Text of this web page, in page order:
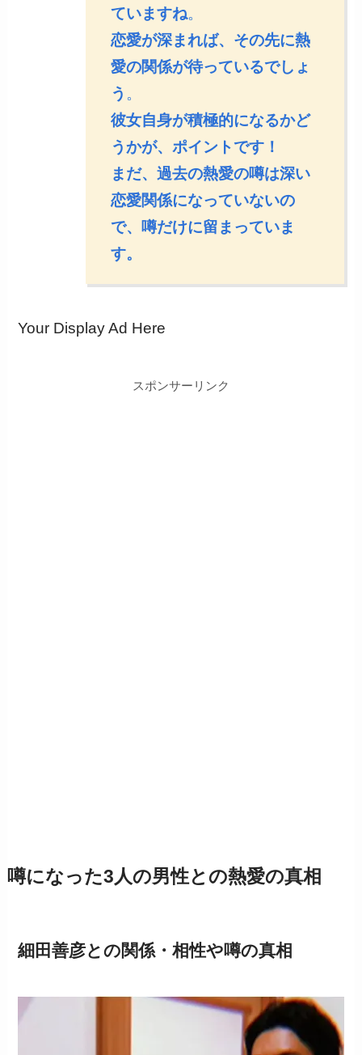
ていますね。
恋愛が深まれば、その先に熱
愛の関係が待っているでしょ
う 。
彼女自身が積極的になるかど
うかが、ポイントです！
まだ、過去の熱愛の噂は深い
恋愛関係になっていないの
で、噂だけに留まっていま
す。
Your Display Ad Here
スポンサーリンク
噂になった3人の男性との熱愛の真相
細田善彦との関係・相性や噂の真相